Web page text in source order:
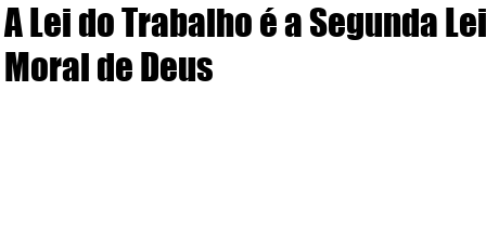
A Lei do Trabalho é a Segunda Lei
Moral de Deus